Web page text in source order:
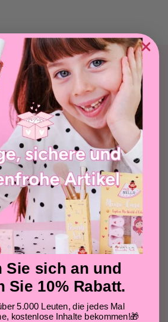
FREE gift
people who get free and fresh
automatically each time we
publish! 🎁
Sie sich an und
Sie 10% Rabatt.
5.000 Leuten, die jedes Mal
kostenlose Inhalte bekommen!🎁